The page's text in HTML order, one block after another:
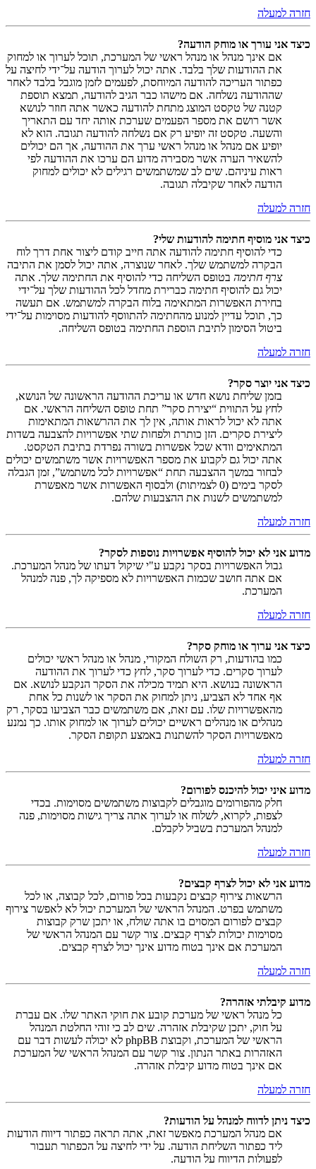
חזרה למעלה
כיצד אני עורך או מוחק הודעה?
אם אינך מנהל או מנהל ראשי של המערכת, תוכל לערוך או למחוק
את ההודעות שלך בלבד. אתה יכול לערוך הודעה על־ידי לחיצה על
כפתור העריכה להודעה המיוחסת, לפעמים לזמן מוגבל בלבד לאחר
שההודעה נשלחה. אם מישהו כבר הגיב להודעה, תמצא תוספת
קטנה של טקסט המוצג מתחת להודעה כאשר אתה חוזר לנושא
אשר רושם את מספר הפעמים שערכת אותה יחד עם התאריך
והשעה. טקסט זה יופיע רק אם נשלחה להודעה תגובה. הוא לא
יופיע אם מנהל או מנהל ראשי ערך את ההודעה, אך הם יכולים
להשאיר הערה אשר מסבירה מדוע הם ערכו את ההודעה לפי
ראות עיניהם. שים לב שמשתמשים רגילים לא יכולים למחוק
הודעה לאחר שקיבלה תגובה.
חזרה למעלה
כיצד אני מוסיף חתימה להודעות שלי?
כדי להוסיף חתימה להודעה אתה חייב קודם ליצור אחת דרך לוח
הבקרה למשתמש שלך. לאחר שנוצרה, אתה יכול לסמן את התיבה
צרף חתימה בטופס השליחה כדי להוסיף את החתימה שלך. אתה
יכול גם להוסיף חתימה כברירת מחדל לכל ההודעות שלך על־ידי
בחירת האפשרות המתאימה בלוח הבקרה למשתמש. אם תעשה
כך, תוכל עדיין למנוע מהחתימה להתווסף להודעות מסוימות על־ידי
ביטול הסימון לתיבת הוספת החתימה בטופס השליחה.
חזרה למעלה
כיצד אני יוצר סקר?
בזמן שליחת נושא חדש או עריכת ההודעה הראשונה של הנושא,
לחץ על התווית “יצירת סקר” תחת טופס השליחה הראשי. אם
אתה לא יכול לראות אותה, אין לך את ההרשאות המתאימות
ליצירת סקרים. הזן כותרת ולפחות שתי אפשרויות להצבעה בשדות
המתאימים וודא שכל אפשרות בשורה נפרדת בתיבת הטקסט.
אתה יכול גם לקבוע את מספר האפשרויות אשר משתמשים יכולים
לבחור במשך ההצבעה תחת “אפשרויות לכל משתמש”, זמן הגבלה
לסקר בימים (0 לצמיתות) ולבסוף האפשרות אשר מאפשרת
למשתמשים לשנות את ההצבעות שלהם.
חזרה למעלה
מדוע אני לא יכול להוסיף אפשרויות נוספות לסקר?
גבול האפשרויות בסקר נקבע ע"י שיקול דעתו של מנהל המערכת.
אם אתה חושב שכמות האפשרויות לא מספיקה לך, פנה למנהל
המערכת.
חזרה למעלה
כיצד אני ערוך או מוחק סקר?
כמו בהודעות, רק השולח המקורי, מנהל או מנהל ראשי יכולים
לערוך סקרים. כדי לערוך סקר, לחץ כדי לערוך את ההודעה
הראשונה בנושא. היא תמיד מכילה את הסקר הנקבע לנושא. אם
אף אחד לא הצביע, ניתן למחוק את הסקר או לשנות כל אחת
מהאפשרויות שלו. עם זאת, אם משתמשים כבר הצביעו בסקר, רק
מנהלים או מנהלים ראשיים יכולים לערוך או למחוק אותו. כך נמנע
מאפשרויות הסקר להשתנות באמצע תקופת הסקר.
חזרה למעלה
מדוע איני יכול להיכנס לפורום?
חלק מהפורומים מוגבלים לקבוצות משתמשים מסוימות. בכדי
לצפות, לקרוא, לשלוח או לערוך אתה צריך גישות מסוימות, פנה
למנהל המערכת בשביל לקבלם.
חזרה למעלה
מדוע אני לא יכול לצרף קבצים?
הרשאות צירוף קבצים נקבעות בכל פורום, לכל קבוצה, או לכל
משתמש בפרט. המנהל הראשי של המערכת יכול לא לאפשר צירוף
קבצים לפורום המסוים בו אתה שולח, או יתכן שרק קבוצות
מסוימות יכולות לצרף קבצים. צור קשר עם המנהל הראשי של
המערכת אם אינך בטוח מדוע אינך יכול לצרף קבצים.
חזרה למעלה
מדוע קיבלתי אזהרה?
כל מנהל ראשי של מערכת קובע את חוקי האתר שלו. אם עברת
על חוק, יתכן שקיבלת אזהרה. שים לב כי זוהי החלטת המנהל
הראשי של המערכת, וקבוצת phpBB לא יכולה לעשות דבר עם
האזהרות באתר הנתון. צור קשר עם המנהל הראשי של המערכת
אם אינך בטוח מדוע קיבלת אזהרה.
חזרה למעלה
כיצד ניתן לדווח למנהל על הודעות?
אם מנהל המערכת מאפשר זאת, אתה תראה כפתור דיווח הודעות
ליד כפתור השליחת הודעה. על ידי לחיצה על הכפתור תעבור
לפעולות הדיווח על הודעה.